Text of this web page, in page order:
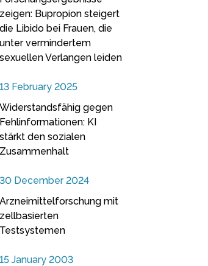
zeigen: Bupropion steigert
die Libido bei Frauen, die
unter vermindertem
sexuellen Verlangen leiden
13 February 2025
Widerstandsfähig gegen
Fehlinformationen: KI
stärkt den sozialen
Zusammenhalt
30 December 2024
Arzneimittelforschung mit
zellbasierten
Testsystemen
15 January 2003